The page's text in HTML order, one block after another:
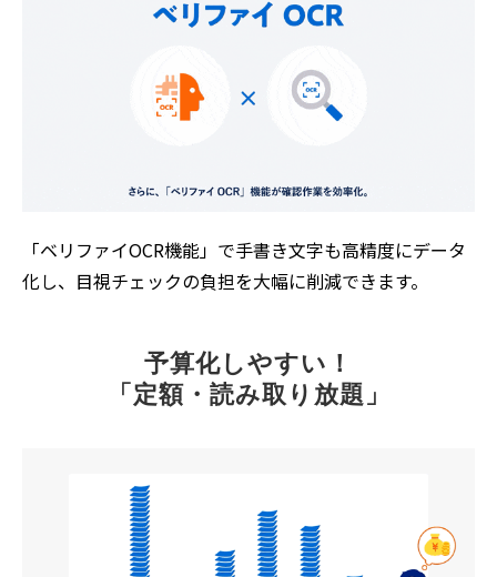
「ベリファイOCR機能」で手書き文字も高精度にデータ
化し、目視チェックの負担を大幅に削減できます。
予算化しやすい！
「定額・読み取り放題」